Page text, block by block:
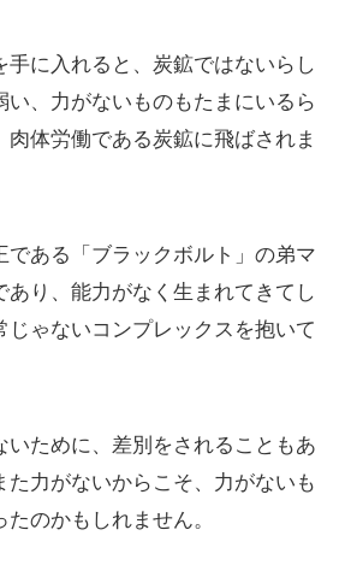
手に入れると、炭鉱ではないらし
い、力がないものもたまにいるら
肉体労働である炭鉱に飛ばされま
である「ブラックボルト」の弟マ
あり、能力がなく生まれてきてし
じゃないコンプレックスを抱いて
いために、差別をされることもあ
た力がないからこそ、力がないも
のかもしれません。